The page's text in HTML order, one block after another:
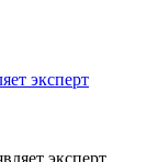
эксперт